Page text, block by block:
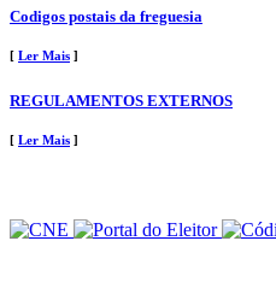
Codigos postais da freguesia
[ Ler Mais ]
REGULAMENTOS EXTERNOS
[ Ler Mais ]